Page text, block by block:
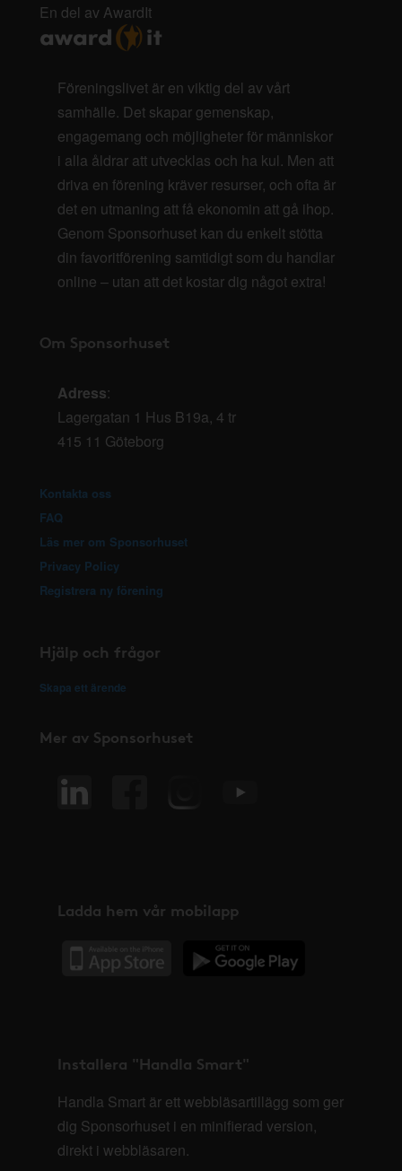
En del av AwardIt
Föreningslivet är en viktig del av vårt
samhälle. Det skapar gemenskap,
engagemang och möjligheter för människor
i alla åldrar att utvecklas och ha kul. Men att
driva en förening kräver resurser, och ofta är
det en utmaning att få ekonomin att gå ihop.
Genom Sponsorhuset kan du enkelt stötta
din favoritförening samtidigt som du handlar
online – utan att det kostar dig något extra!
Om Sponsorhuset
Adress:
Lagergatan 1 Hus B19a, 4 tr
415 11 Göteborg
Kontakta oss
FAQ
Läs mer om Sponsorhuset
Privacy Policy
Registrera ny förening
Hjälp och frågor
Skapa ett ärende
Mer av Sponsorhuset
Ladda hem vår mobilapp
Installera "Handla Smart"
Handla Smart är ett webbläsartillägg som ger
dig Sponsorhuset i en minifierad version,
direkt i webbläsaren.